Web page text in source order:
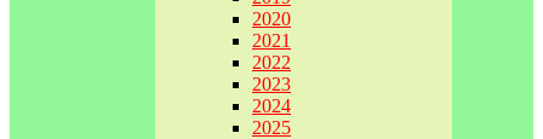
2020
2021
2022
2023
2024
2025